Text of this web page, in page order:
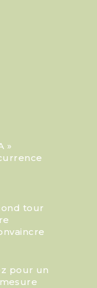
»
tour
pour un